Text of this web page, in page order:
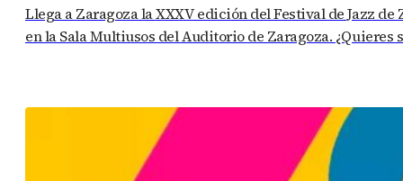
Llega a Zaragoza la XXXV edición del Festival de Jazz
en la Sala Multiusos del Auditorio de Zaragoza. ¿Quieres